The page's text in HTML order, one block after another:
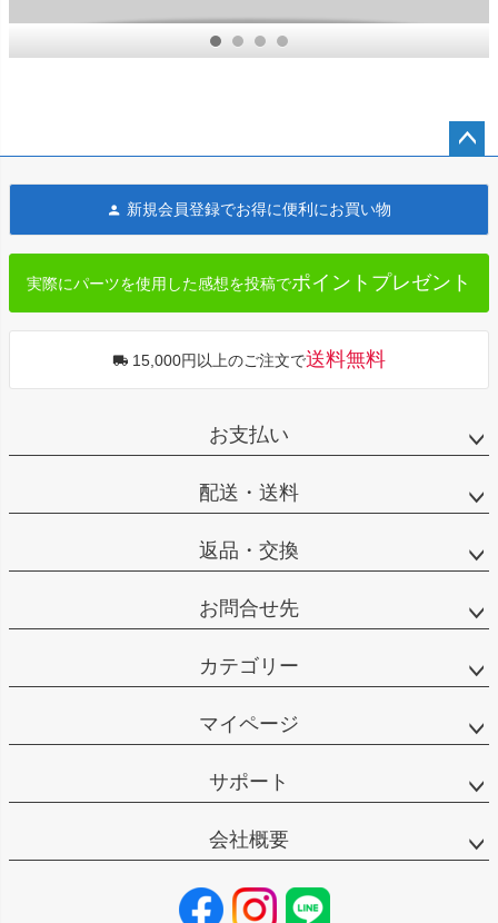
へ
新規会員登録でお得に便利にお買い物
実際にパーツを使用した感想を投稿でポイントプレゼント
15,000円以上のご注文で送料無料
お支払い
配送・送料
返品・交換
お問合せ先
カテゴリー
マイページ
サポート
会社概要